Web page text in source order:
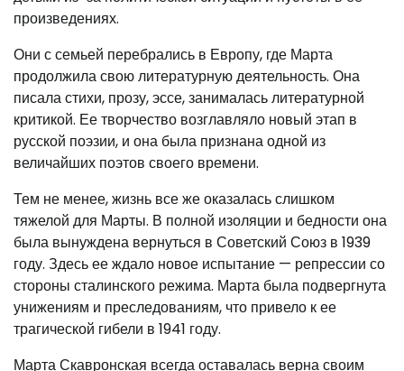
произведениях.
Они с семьей перебрались в Европу, где Марта
продолжила свою литературную деятельность. Она
писала стихи, прозу, эссе, занималась литературной
критикой. Ее творчество возглавляло новый этап в
русской поэзии, и она была признана одной из
величайших поэтов своего времени.
Тем не менее, жизнь все же оказалась слишком
тяжелой для Марты. В полной изоляции и бедности она
была вынуждена вернуться в Советский Союз в 1939
году. Здесь ее ждало новое испытание — репрессии со
стороны сталинского режима. Марта была подвергнута
унижениям и преследованиям, что привело к ее
трагической гибели в 1941 году.
Марта Скавронская всегда оставалась верна своим